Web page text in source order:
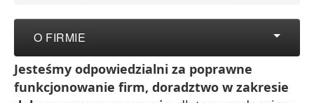
O FIRMIE
Jesteśmy odpowiedzialni za poprawne
funkcjonowanie firm, doradztwo w zakresie